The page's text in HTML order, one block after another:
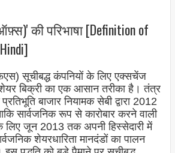
की परिभाषा [Definition of
सूचीबद्ध कंपनियों के लिए एक्सचेंज
बिक्री का एक आसान तरीका है। तंत्र
बाजार नियामक सेबी द्वारा 2012
सार्वजनिक रूप से कारोबार करने वाली
लिए जून 2013 तक अपनी हिस्सेदारी में
शेयरधारिता मानदंडों का पालन